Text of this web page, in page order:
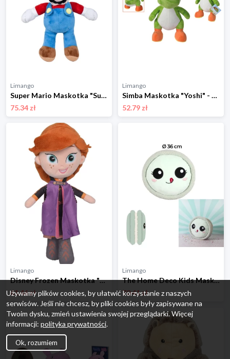
Limango
Super Mario Maskotka "Super Mario" - 0+ rozmiar: onesize
75.34 zł
Limango
Simba Maskotka "Yoshi" - 12 m+ rozmiar: onesize
52.79 zł
Limango
Disney Frozen Maskotka "Friends Anna" - wys. 25 cm - 0+ rozmiar: onesize
61.46 zł
Limango
The Home Deco Kids Maskotka 'Kawaii Macaron'' w kolorze zielonym - 0+ rozmiar: onesize
70.41 zł
Używamy plików cookies, by ułatwić korzystanie z naszych
serwisów. Jeśli nie chcesz, by pliki cookies były zapisywane na
Twoim dysku, zmień ustawienia swojej przeglądarki. Więcej
informacji: polityka prywatności.
Ok, rozumiem